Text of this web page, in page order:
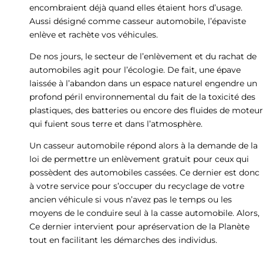
encombraient déjà quand elles étaient hors d’usage.
Aussi désigné comme casseur automobile, l’épaviste
enlève et rachète vos véhicules.
De nos jours, le secteur de l’enlèvement et du rachat de
automobiles agit pour l’écologie. De fait, une épave
laissée à l’abandon dans un espace naturel engendre un
profond péril environnemental du fait de la toxicité des
plastiques, des batteries ou encore des fluides de moteur
qui fuient sous terre et dans l’atmosphère.
Un casseur automobile répond alors à la demande de la
loi de permettre un enlèvement gratuit pour ceux qui
possèdent des automobiles cassées. Ce dernier est donc
à votre service pour s’occuper du recyclage de votre
ancien véhicule si vous n’avez pas le temps ou les
moyens de le conduire seul à la casse automobile. Alors,
Ce dernier intervient pour apréservation de la Planète
tout en facilitant les démarches des individus.